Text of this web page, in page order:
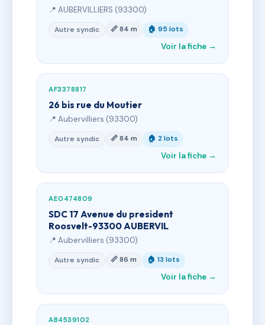
📍 AUBERVILLIERS (93300)
Autre syndic 📏 84 m 🏠 95 lots
Voir la fiche →
AF3378817
26 bis rue du Moutier
📍 Aubervilliers (93300)
Autre syndic 📏 84 m 🏠 2 lots
Voir la fiche →
AE0474809
SDC 17 Avenue du president
Roosvelt-93300 AUBERVIL
📍 Aubervilliers (93300)
Autre syndic 📏 86 m 🏠 13 lots
Voir la fiche →
AB4539102